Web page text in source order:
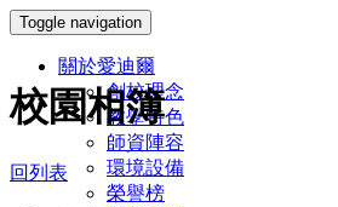
Toggle navigation
關於愛迪爾
創校理念
教學特色
師資陣容
環境設備
榮譽榜
校園相簿
回列表